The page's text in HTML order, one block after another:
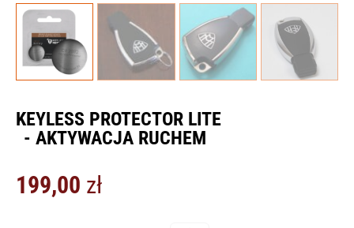
KEYLESS PROTECTOR LITE
- AKTYWACJA RUCHEM
199,00 zł